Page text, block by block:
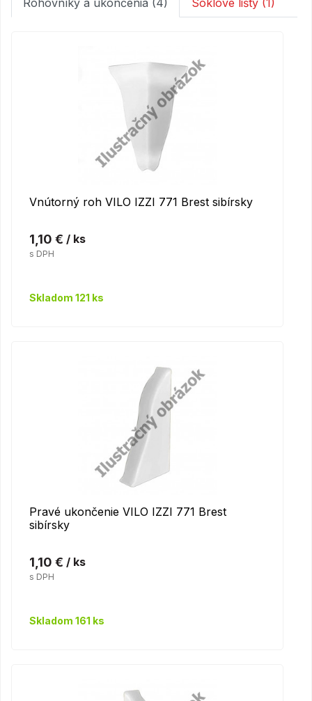
Vnútorný roh VILO IZZI 771 Brest sibírsky
1,10 € / ks
s DPH
Skladom 121 ks
Pravé ukončenie VILO IZZI 771 Brest
sibírsky
1,10 € / ks
s DPH
Skladom 161 ks